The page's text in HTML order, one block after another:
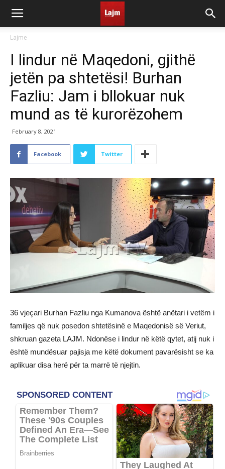
Lajme
I lindur në Maqedoni, gjithë
jetën pa shtetësi! Burhan
Fazliu: Jam i bllokuar nuk
mund as të kurorëzohem
February 8, 2021
Facebook Twitter
36 vjeçari Burhan Fazliu nga Kumanova është anëtari i vetëm i
familjes që nuk posedon shtetësinë e Maqedonisë së Veriut,
shkruan gazeta LAJM. Ndonëse i lindur në këtë qytet, atij nuk i
është mundësuar pajisja me këtë dokument pavarësisht se ka
aplikuar disa herë për ta marrë të njejtin.